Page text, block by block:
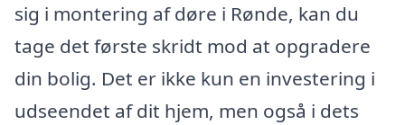
sig i montering af døre i Rønde, kan du
tage det første skridt mod at opgradere
din bolig. Det er ikke kun en investering i
udseendet af dit hjem, men også i dets